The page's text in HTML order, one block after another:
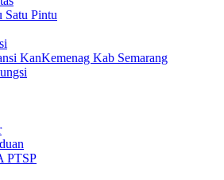
Satu Pintu
KanKemenag Kab Semarang
PTSP